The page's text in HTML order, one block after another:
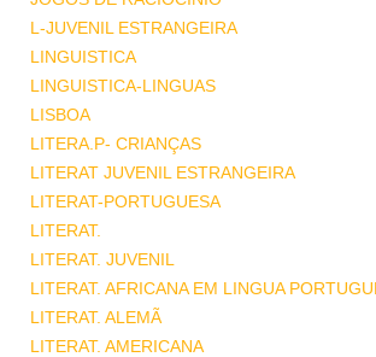
L-JUVENIL ESTRANGEIRA
LINGUISTICA
LINGUISTICA-LINGUAS
LISBOA
LITERA.P- CRIANÇAS
LITERAT JUVENIL ESTRANGEIRA
LITERAT-PORTUGUESA
LITERAT.
LITERAT. JUVENIL
LITERAT. AFRICANA EM LINGUA
LITERAT. ALEMÃ
LITERAT. AMERICANA